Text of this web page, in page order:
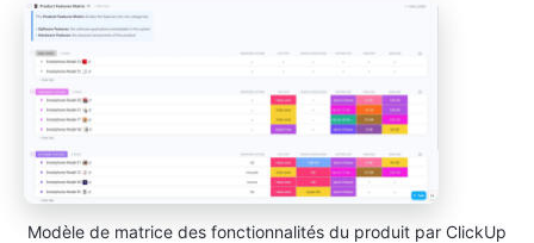
Modèle de matrice des fonctionnalités du produit par ClickUp